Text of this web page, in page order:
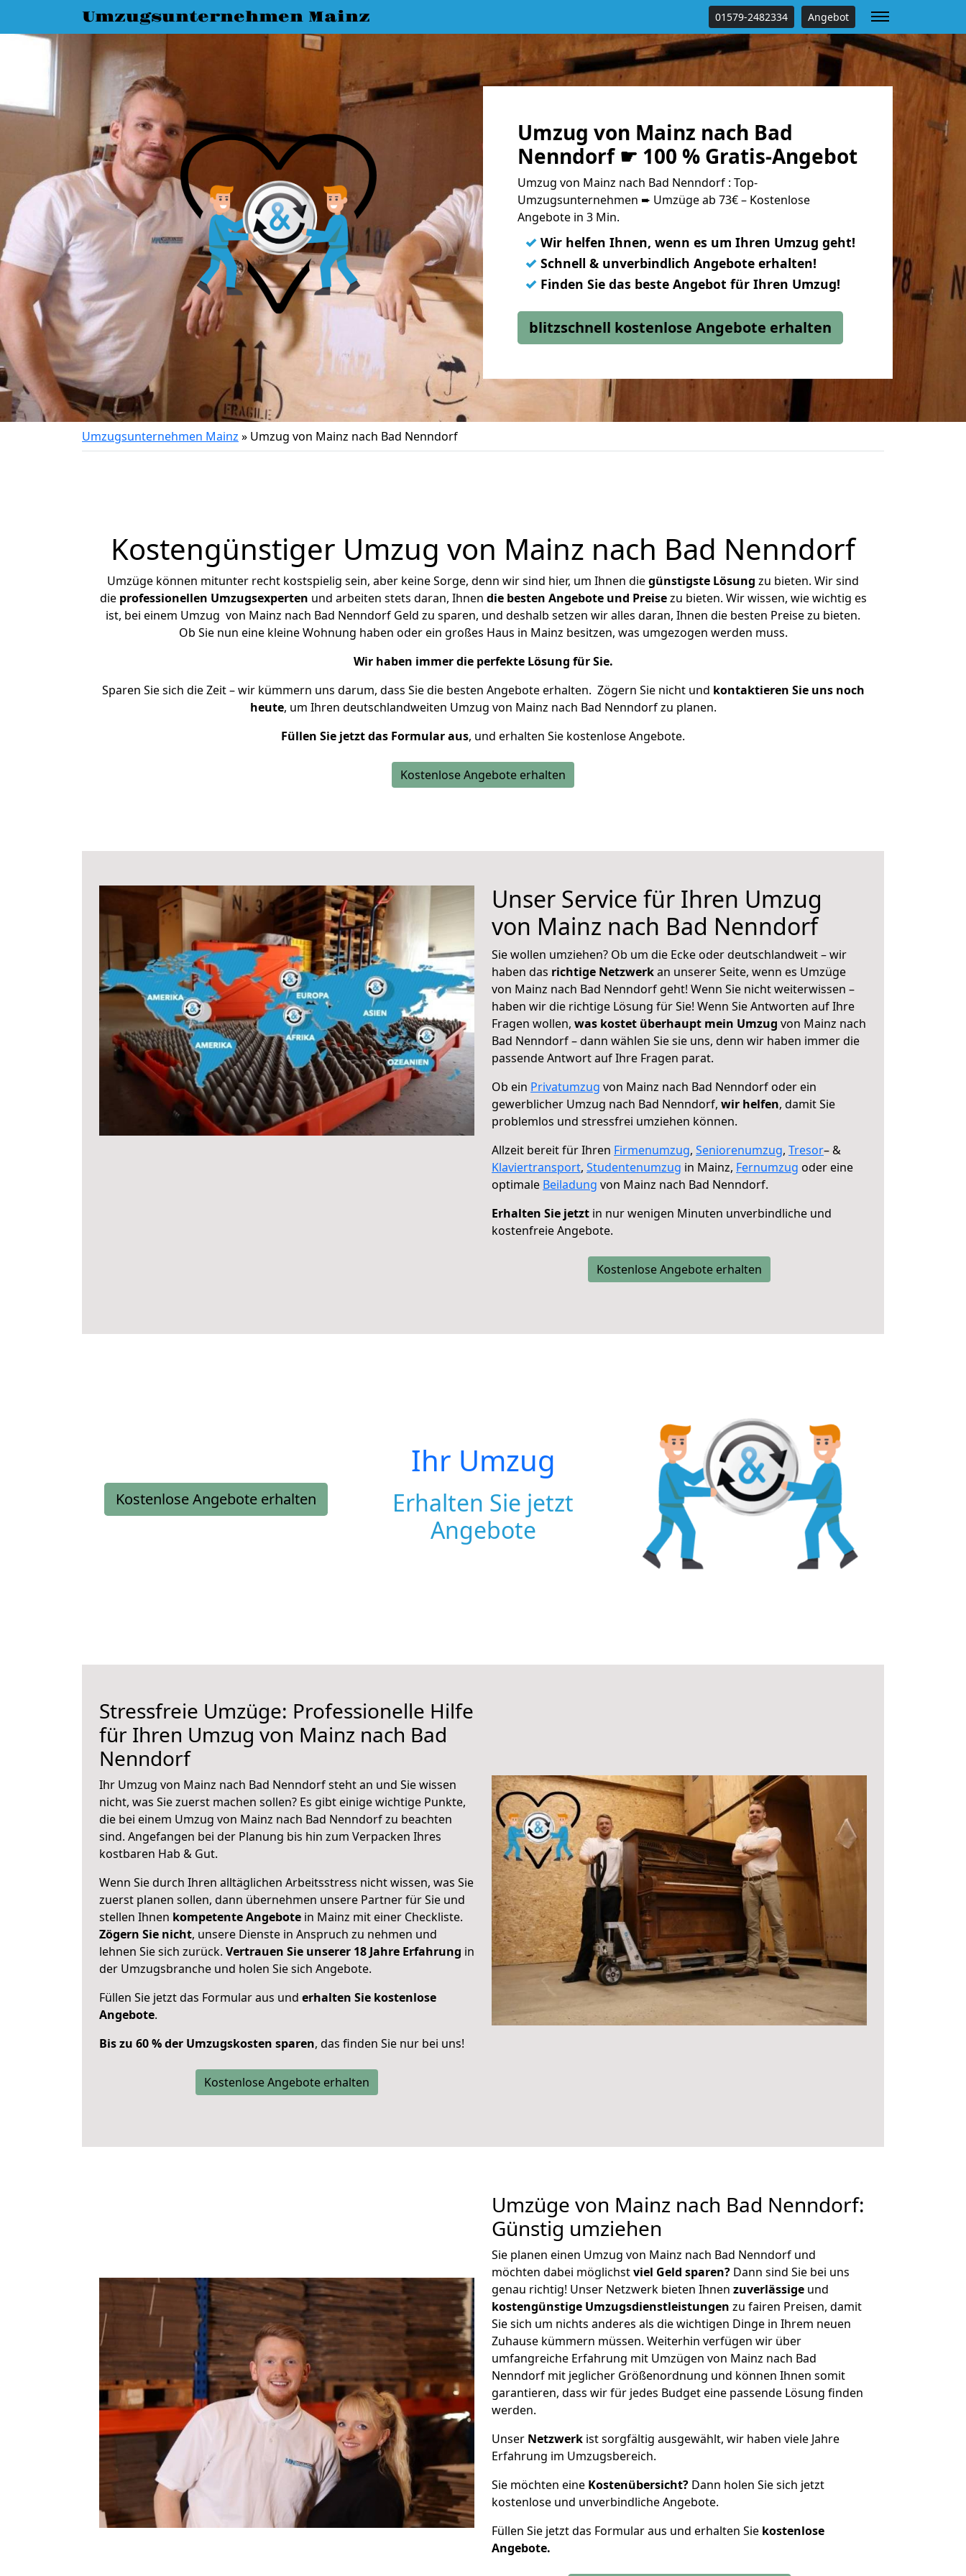
Umzugsunternehmen Mainz 01579-2482334 Angebot
Umzug von Mainz nach Bad
Nenndorf ☛ 100 % Gratis-Angebot
Umzug von Mainz nach Bad Nenndorf : Top-
Umzugsunternehmen ➨ Umzüge ab 73€ – Kostenlose
Angebote in 3 Min.
✓ Wir helfen Ihnen, wenn es um Ihren Umzug geht!
✓ Schnell & unverbindlich Angebote erhalten!
✓ Finden Sie das beste Angebot für Ihren Umzug!
blitzschnell kostenlose Angebote erhalten
Umzugsunternehmen Mainz » Umzug von Mainz nach Bad Nenndorf
Kostengünstiger Umzug von Mainz nach Bad Nenndorf
Umzüge können mitunter recht kostspielig sein, aber keine Sorge, denn wir sind hier, um Ihnen diegünstigste Lösung zu bieten. Wir sind
die professionellen Umzugsexperten und arbeiten stets daran, Ihnen die besten Angebote und Preisezu bieten. Wir wissen, wie wichtig es
ist, bei einem Umzug von Mainz nach Bad Nenndorf Geld zu sparen, und deshalb setzen wir alles daran, Ihnen die besten Preise zu bieten.
Ob Sie nun eine kleine Wohnung haben oder ein großes Haus in Mainz besitzen, was umgezogen werden muss.
Wir haben immer die perfekte Lösung für Sie.
Sparen Sie sich die Zeit – wir kümmern uns darum, dass Sie die besten Angebote erhalten. Zögern Sie nicht und kontaktieren Sie uns noch
heute, um Ihren deutschlandweiten Umzug von Mainz nach Bad Nenndorf zu planen.
Füllen Sie jetzt das Formular aus, und erhalten Sie kostenlose Angebote.
Kostenlose Angebote erhalten
Unser Service für Ihren Umzug
von Mainz nach Bad Nenndorf
Sie wollen umziehen? Ob um die Ecke oder deutschlandweit – wir
haben das richtige Netzwerkan unserer Seite, wenn es Umzüge
von Mainz nach Bad Nenndorf geht! Wenn Sie nicht weiterwissen –
haben wir die richtige Lösung für Sie! Wenn Sie Antworten auf Ihre
Fragen wollen, was kostet überhaupt mein Umzug von Mainz nach
Bad Nenndorf – dann wählen Sie sie uns, denn wir haben immer die
passende Antwort auf Ihre Fragen parat.
Ob ein Privatumzug von Mainz nach Bad Nenndorf oder ein
gewerblicher Umzug nach Bad Nenndorf, wir helfen, damit Sie
problemlos und stressfrei umziehen können.
Allzeit bereit für Ihren Firmenumzug, Seniorenumzug, Tresor– &
Klaviertransport, Studentenumzug in Mainz, Fernumzug oder eine
optimale Beiladung von Mainz nach Bad Nenndorf.
Erhalten Sie jetzt in nur wenigen Minuten unverbindliche und
kostenfreie Angebote.
Kostenlose Angebote erhalten
Kostenlose Angebote erhalten
Ihr Umzug
Erhalten Sie jetzt
Angebote
Stressfreie Umzüge: Professionelle Hilfe
für Ihren Umzug von Mainz nach Bad
Nenndorf
Ihr Umzug von Mainz nach Bad Nenndorf steht an und Sie wissen
nicht, was Sie zuerst machen sollen? Es gibt einige wichtige Punkte,
die bei einem Umzug von Mainz nach Bad Nenndorf zu beachten
sind. Angefangen bei der Planung bis hin zum Verpacken Ihres
kostbaren Hab & Gut.
Wenn Sie durch Ihren alltäglichen Arbeitsstress nicht wissen, was Sie
zuerst planen sollen, dann übernehmen unsere Partner für Sie und
stellen Ihnen kompetente Angebote in Mainz mit einer Checkliste.
Zögern Sie nicht, unsere Dienste in Anspruch zu nehmen und
lehnen Sie sich zurück. Vertrauen Sie unserer 18 Jahre Erfahrung in
der Umzugsbranche und holen Sie sich Angebote.
Füllen Sie jetzt das Formular aus und erhalten Sie kostenlose
Angebote.
Bis zu 60 % der Umzugskosten sparen, das finden Sie nur bei uns!
Kostenlose Angebote erhalten
Umzüge von Mainz nach Bad Nenndorf:
Günstig umziehen
Sie planen einen Umzug von Mainz nach Bad Nenndorf und
möchten dabei möglichstviel Geld sparen? Dann sind Sie bei uns
genau richtig! Unser Netzwerk bieten Ihnen zuverlässige und
kostengünstige Umzugsdienstleistungen zu fairen Preisen, damit
Sie sich um nichts anderes als die wichtigen Dinge in Ihrem neuen
Zuhause kümmern müssen. Weiterhin verfügen wir über
umfangreiche Erfahrung mit Umzügen von Mainz nach Bad
Nenndorf mit jeglicher Größenordnung und können Ihnen somit
garantieren, dass wir für jedes Budget eine passende Lösung finden
werden.
Unser Netzwerk ist sorgfältig ausgewählt, wir haben viele Jahre
Erfahrung im Umzugsbereich.
Sie möchten eine Kostenübersicht? Dann holen Sie sich jetzt
kostenlose und unverbindliche Angebote.
Füllen Sie jetzt das Formular aus und erhalten Sie kostenlose
Angebote.